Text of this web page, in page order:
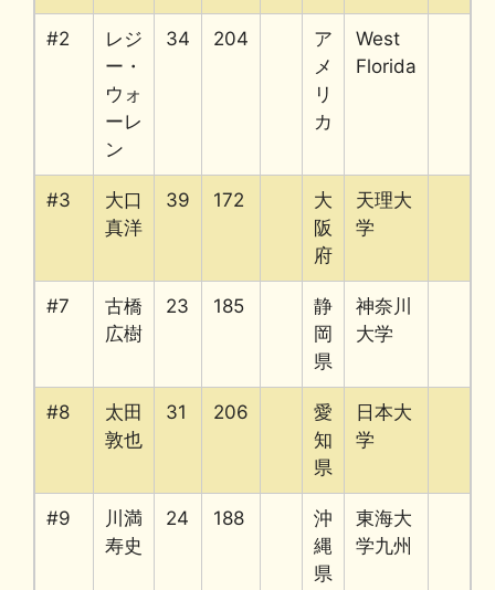
#2
レジ
ー・
ウォ
ーレ
ン
34 204
ア
メ
リ
カ
West
Florida
#3
大口
真洋
39 172
大
阪
府
天理大
学
#7
古橋
広樹
23 185
静
岡
県
神奈川
大学
#8
太田
敦也
31 206
愛
知
県
日本大
学
#9
川満
寿史
24 188
沖
縄
県
東海大
学九州